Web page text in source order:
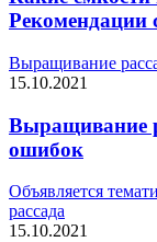
Рекомендации
Выращивание
15.10.2021
Выращивание
ошибок
Объявляется
рассада
15.10.2021